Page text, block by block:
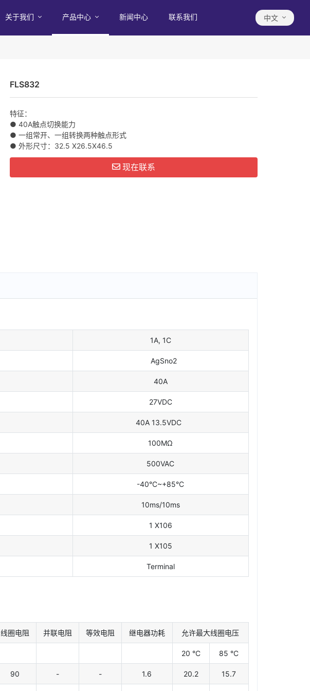
关于我们 产品中心 新闻中心 联系我们 中文
FLS832
特征：
● 40A触点切换能力
● 一组常开、一组转换两种触点形式
● 外形尺寸：32.5 X26.5X46.5
现在联系
1A, 1C
AgSno2
40A
27VDC
40A 13.5VDC
100MΩ
500VAC
-40°C~+85°C
10ms/10ms
1 X106
1 X105
Terminal
线圈电阻 并联电阻 等效电阻 继电器功耗 允许最大线圈电压
20 °C 85 °C
90 - - 1.6 20.2 15.7